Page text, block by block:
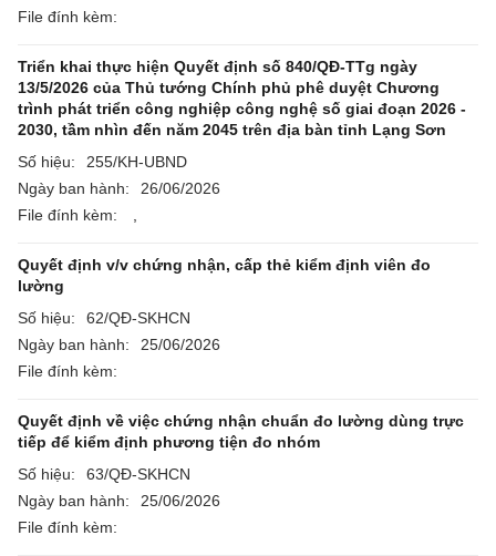
File đính kèm:
Triển khai thực hiện Quyết định số 840/QĐ-TTg ngày
13/5/2026 của Thủ tướng Chính phủ phê duyệt Chương
trình phát triển công nghiệp công nghệ số giai đoạn 2026 -
2030, tầm nhìn đến năm 2045 trên địa bàn tỉnh Lạng Sơn
Số hiệu:
255/KH-UBND
Ngày ban hành:
26/06/2026
File đính kèm:
Quyết định v/v chứng nhận, cấp thẻ kiểm định viên đo
lường
Số hiệu:
62/QĐ-SKHCN
Ngày ban hành:
25/06/2026
File đính kèm:
Quyết định về việc chứng nhận chuẩn đo lường dùng trực
tiếp để kiểm định phương tiện đo nhóm
Số hiệu:
63/QĐ-SKHCN
Ngày ban hành:
25/06/2026
File đính kèm: